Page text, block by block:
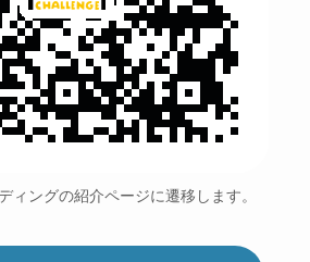
ィングの紹介ページに遷移します。